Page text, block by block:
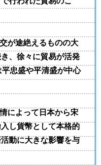
が途絶えるものの大
、徐々に貿易が活発
忠盛や平清盛が中心
によって日本から宋
し貨幣として本格的
動に大きな影響を与